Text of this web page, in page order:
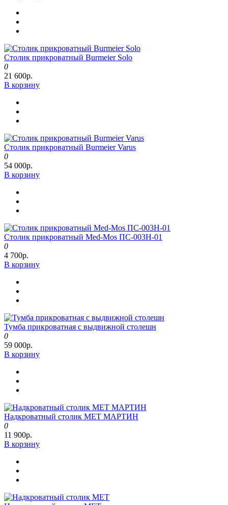
Столик прикроватный Burmeier Solo
0
21 600р.
В корзину
Столик прикроватный Burmeier Varus
0
54 000р.
В корзину
Столик прикроватный Med-Mos ПС-003Н-01
0
4 700р.
В корзину
Тумба прикроватная с выдвижной столешн
0
59 000р.
В корзину
Надкроватный столик MET МАРТИН
0
11 900р.
В корзину